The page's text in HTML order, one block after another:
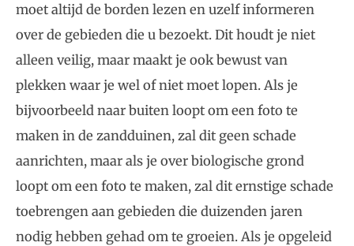
moet altijd de borden lezen en uzelf informeren
over de gebieden die u bezoekt. Dit houdt je niet
alleen veilig, maar maakt je ook bewust van
plekken waar je wel of niet moet lopen. Als je
bijvoorbeeld naar buiten loopt om een foto te
maken in de zandduinen, zal dit geen schade
aanrichten, maar als je over biologische grond
loopt om een foto te maken, zal dit ernstige schade
toebrengen aan gebieden die duizenden jaren
nodig hebben gehad om te groeien. Als je opgeleid